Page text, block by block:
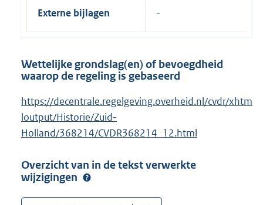
Externe bijlagen
Wettelijke grondslag(en) of bevoegdheid
waarop de regeling is gebaseerd
https://decentrale.regelgeving.overheid.nl/cvdr/xhtm
loutput/Historie/Zuid-
Holland/368214/CVDR368214_12.html
Overzicht van in de tekst verwerkte
wijzigingen